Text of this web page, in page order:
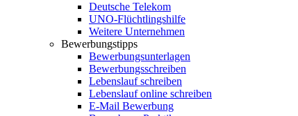
Deutsche Telekom
UNO-Flüchtlingshilfe
Weitere Unternehmen
Bewerbungstipps
Bewerbungsunterlagen
Bewerbungsschreiben
Lebenslauf schreiben
Lebenslauf online schreiben
E-Mail Bewerbung